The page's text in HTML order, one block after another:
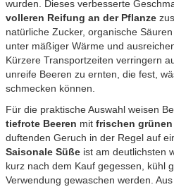
wurden. Dieses verbesserte
volleren Reifung an der Pflanze
natürliche Zucker, organische
unter mäßiger Wärme und
Kürzere Transportzeiten verringern
unreife Beeren zu ernten, die fest,
schmecken können.
Für die praktische Auswahl weisen
tiefrote Beeren mit frischen
duftenden Geruch in der Regel auf
Saisonale Süße ist am deutlichsten
kurz nach dem Kauf gegessen, kühl
Verwendung gewaschen werden.